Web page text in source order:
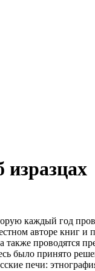
изразцах
каждый год
авторе книг
проводятся
принято
печи: